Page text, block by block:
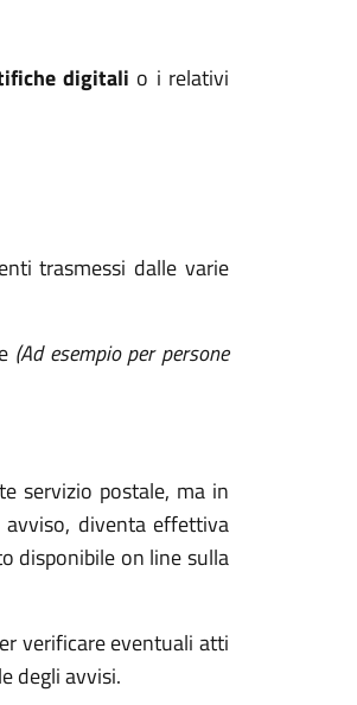
digitali o i relativi
trasmessi dalle varie
(Ad esempio per persone
servizio postale, ma in
diventa effettiva
disponibile on line sulla
verificare eventuali atti
degli avvisi.